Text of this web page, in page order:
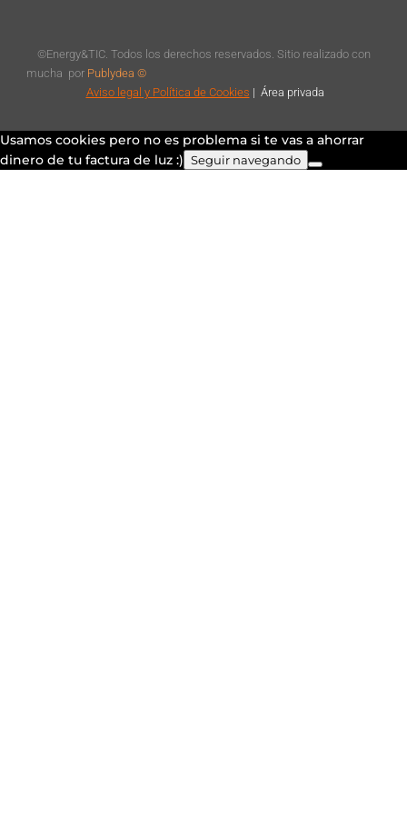
©Energy&TIC. Todos los derechos reservados. Sitio realizado con
mucha por Publydea ©
Aviso legal y Política de Cookies | Área privada
Usamos cookies pero no es problema si te vas a ahorrar
dinero de tu factura de luz :) Seguir navegando